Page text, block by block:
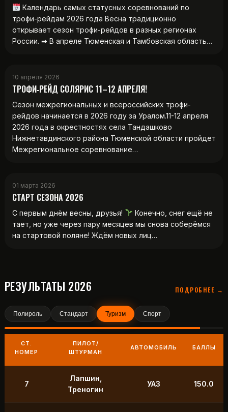
Календарь самых статусных соревнований по
трофи-рейдам 2026 года Весна традиционно
открывает сезон трофи-рейдов в разных регионах
России. ➡ В апреле Тюменская и Тамбовская область…
10 апреля 2026
ТРОФИ‑РЕЙД СОЛЯРИС 11–12 АПРЕЛЯ!
Сезон межрегиональных и всероссийских трофи-
рейдов начинается в 2026 году за Уралом.11-12 апреля
2026 года в окрестностях села Тандашково
Нижнетавдинского района Тюменской области пройдет
Межрегиональное соревнование…
01 марта 2026
СТАРТ СЕЗОНА 2026
С первым днём весны, друзья!
Конечно, снег ещё не
тает, но уже через пару месяцев мы снова соберёмся
на стартовой поляне! Ждём новых лиц…
РЕЗУЛЬТАТЫ 2026 ПОДРОБНЕЕ →
Полироль Стандарт Туризм Спорт
СТ.
НОМЕР
ПИЛОТ/
ШТУРМАН
АВТОМОБИЛЬ БАЛЛЫ
7
Лапшин,
Треногин
УАЗ 150.0